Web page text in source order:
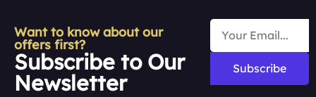
Want to know about our
offers first?
Subscribe to Our
Newsletter
Subscribe